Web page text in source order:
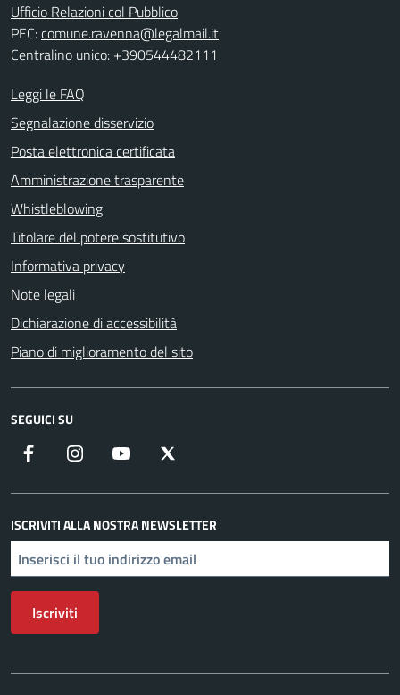
Ufficio Relazioni col Pubblico
PEC:comune.ravenna@legalmail.it
Centralino unico: +390544482111
Leggi le FAQ
Segnalazione disservizio
Posta elettronica certificata
Amministrazione trasparente
Whistleblowing
Titolare del potere sostitutivo
Informativa privacy
Note legali
Dichiarazione di accessibilità
Piano di miglioramento del sito
SEGUICI SU
Facebook Instagram YouTube
ISCRIVITI ALLA NOSTRA NEWSLETTER